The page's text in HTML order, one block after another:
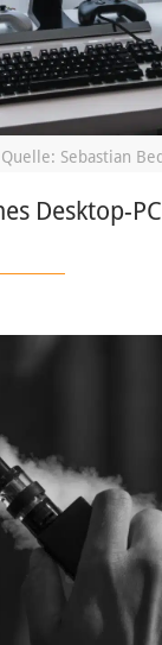
Sebastian
Desktop-